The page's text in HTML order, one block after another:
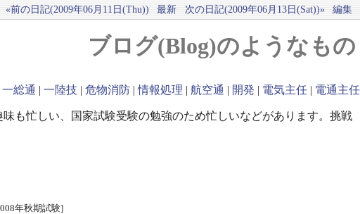
«前の日記(2009年06月11日(Thu)) 最新 次の日記(2009年06月13日(Sat))» 編集
ブログ(Blog)のようなもの
一総通 | 一陸技 | 危物消防 |情報処理 | 航空通 | 開発 | 電気主任 | 電通主任
も忙しい、国家試験受験の勉強のため忙しいなどがあります。挑戦
年秋期試験]